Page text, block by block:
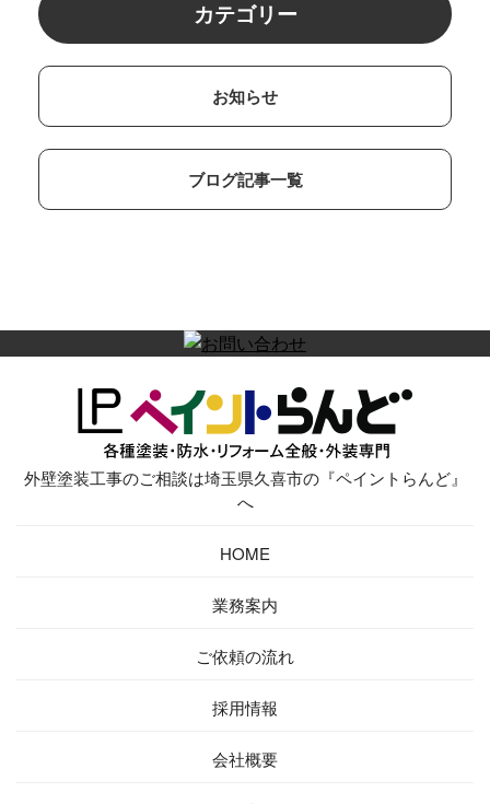
カテゴリー
お知らせ
ブログ記事一覧
外壁塗装工事のご相談は埼玉県久喜市の『ペイントらんど』
へ
HOME
業務案内
ご依頼の流れ
採用情報
会社概要